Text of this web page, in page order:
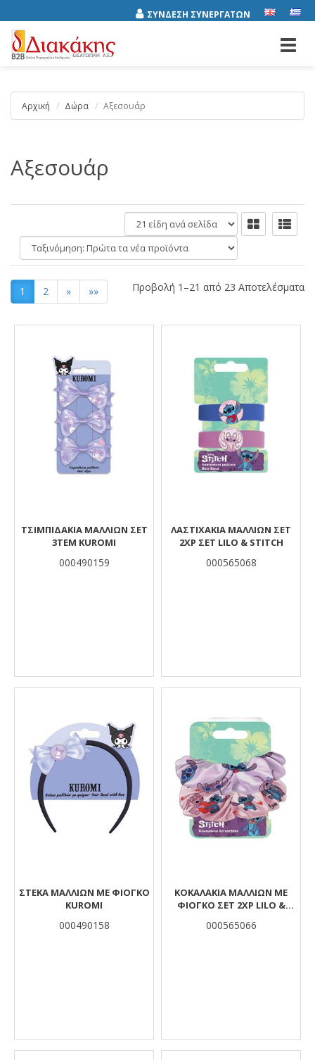
ΣΥΝΔΕΣΗ ΣΥΝΕΡΓΑΤΩΝ
Αρχική Δώρα Αξεσουάρ
Αξεσουάρ
είδη
ανά
σελίδα
Ταξινόμηση:
1 2 » »» Προβολή 1–21 από 23 Αποτελέσματα
Αποτελέσματα
ΤΣΙΜΠΙΔΑΚΙΑ ΜΑΛΛΙΩΝ ΣΕΤ
3ΤΕΜ KUROMI
000490159
ΛΑΣΤΙΧΑΚΙΑ ΜΑΛΛΙΩΝ ΣΕΤ
2ΧΡ ΣΕΤ LILO & STITCH
000565068
ΣΤΕΚΑ ΜΑΛΛΙΩΝ ΜΕ ΦΙΟΓΚΟ
KUROMI
000490158
ΚΟΚΑΛΑΚΙΑ ΜΑΛΛΙΩΝ ΜΕ
ΦΙΟΓΚΟ ΣΕΤ 2ΧΡ LILO &
000565066